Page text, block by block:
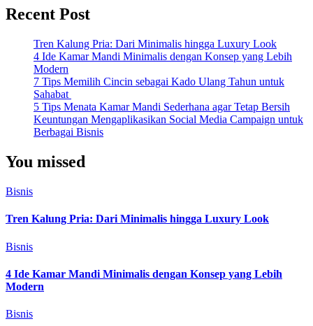
Recent Post
Tren Kalung Pria: Dari Minimalis hingga Luxury Look
4 Ide Kamar Mandi Minimalis dengan Konsep yang Lebih
Modern
7 Tips Memilih Cincin sebagai Kado Ulang Tahun untuk
Sahabat
5 Tips Menata Kamar Mandi Sederhana agar Tetap Bersih
Keuntungan Mengaplikasikan Social Media Campaign untuk
Berbagai Bisnis
You missed
Bisnis
Tren Kalung Pria: Dari Minimalis hingga Luxury Look
Bisnis
4 Ide Kamar Mandi Minimalis dengan Konsep yang Lebih
Modern
Bisnis